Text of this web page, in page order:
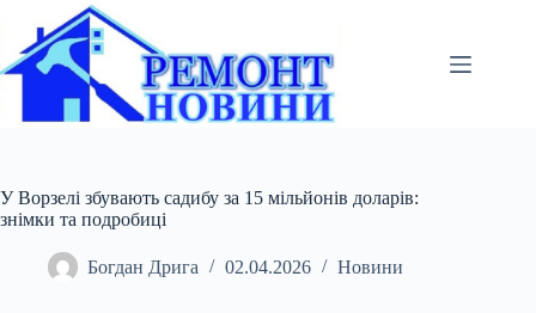
вмісту
У Ворзелі збувають садибу за 15 мільйонів доларів:
знімки та подробиці
Богдан Дрига 02.04.2026 Новини